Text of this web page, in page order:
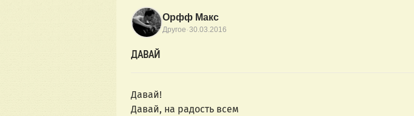
Орфф Макс
Другое ·30.03.2016
ДАВАЙ
Давай!
Давай, на радость всем